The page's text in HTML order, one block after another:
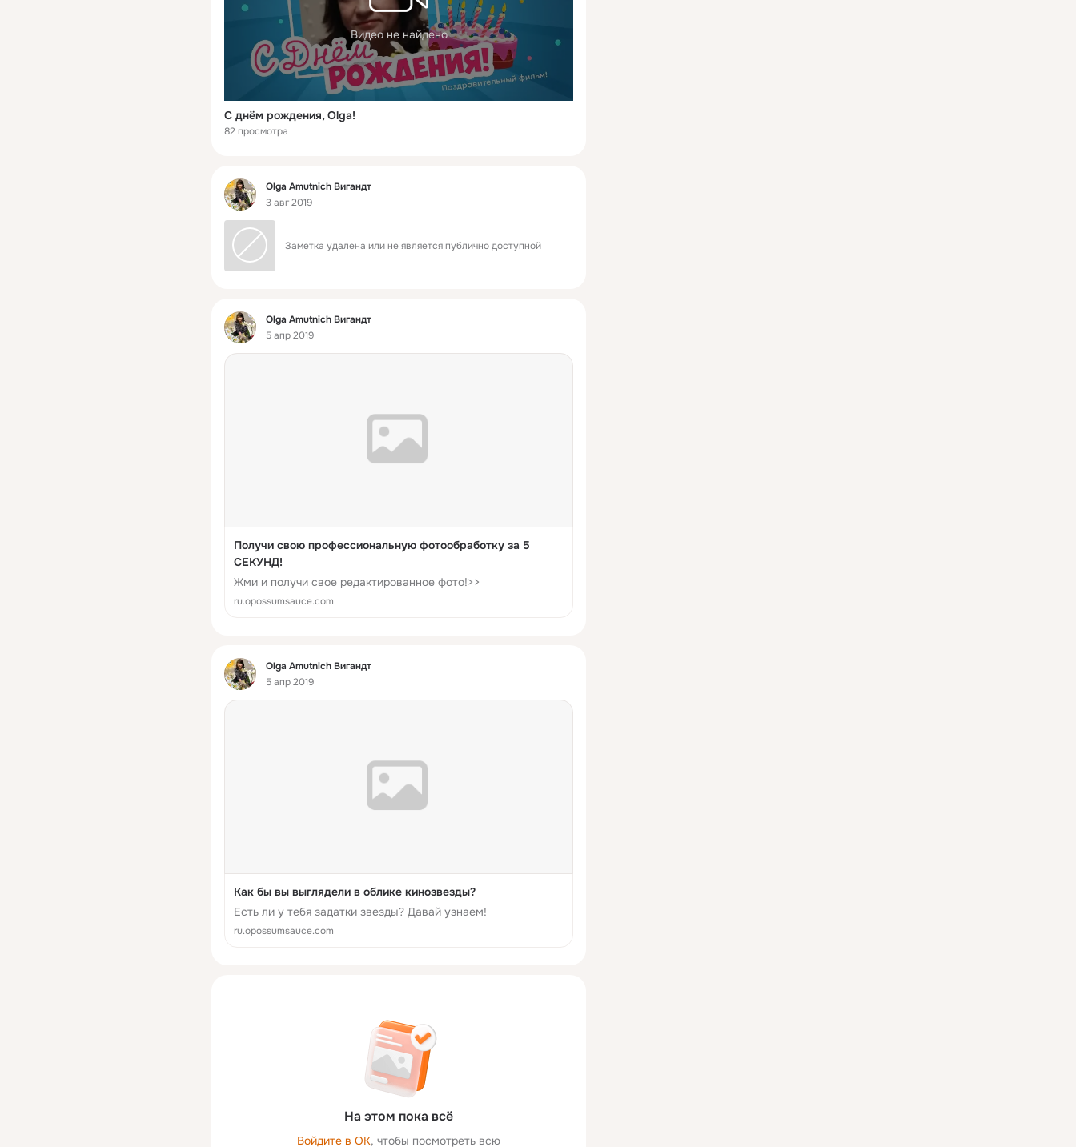
Видео не найдено
С днём рождения, Olga!
82 просмотра
Фид
Olga Amutnich Вигандт
3 авг 2019
Заметка удалена или не является публично доступной
Фид
Olga Amutnich Вигандт
5 апр 2019
Получи свою профессиональную фотообработку за 5
СЕКУНД!
Жми и получи свое редактированное фото!>>
ru.opossumsauce.com
Фид
Olga Amutnich Вигандт
5 апр 2019
Как бы вы выглядели в облике кинозвезды?
Есть ли у тебя задатки звезды? Давай узнаем!
ru.opossumsauce.com
На этом пока всё
Войдите в ОК, чтобы посмотреть всю